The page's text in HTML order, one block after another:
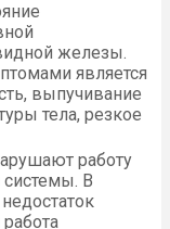
железы.
является
выпучивание
тела, резкое
работу
В